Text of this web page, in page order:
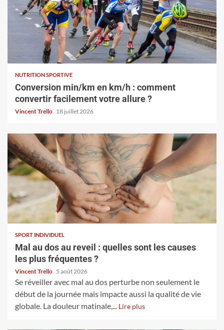
NUTRITION SPORTIVE
Conversion min/km en km/h : comment
convertir facilement votre allure ?
Vincent Trello 18 juillet 2026
SPORT INDIVIDUEL
Mal au dos au reveil : quelles sont les causes
les plus fréquentes ?
Vincent Trello 5 août 2026
Se réveiller avec mal au dos perturbe non seulement le
début de la journée mais impacte aussi la qualité de vie
globale. La douleur matinale,... Lire plus